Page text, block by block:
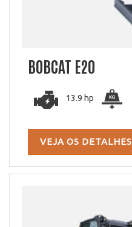
BOBCAT E20
13.9 hp
VEJA OS DETALHES